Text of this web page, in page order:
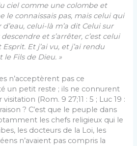
ciel comme une colombe et
le connaissais pas, mais celui qui
celui-là m’a dit Celui sur
et s’arrêter, c’est celui
Et j’ai vu, et j’ai rendu
le Fils de Dieu. »
n’acceptèrent pas ce
un petit reste ; ils ne connurent
(Rom. 9 27;11 : 5 ; Luc 19 :
? C’est que le peuple dans
les chefs religieux qui le
les docteurs de la Loi, les
n’avaient pas compris la